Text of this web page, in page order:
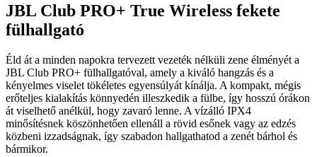
JBL Club PRO+ True Wireless fekete
fülhallgató
Éld át a minden napokra tervezett vezeték nélküli zene élményét a
JBL Club PRO+ fülhallgatóval, amely a kiváló hangzás és a
kényelmes viselet tökéletes egyensúlyát kínálja. A kompakt, mégis
erőteljes kialakítás könnyedén illeszkedik a fülbe, így hosszú órákon
át viselhető anélkül, hogy zavaró lenne. A vízálló IPX4
minősítésnek köszönhetően ellenáll a rövid esőnek vagy az edzés
közbeni izzadságnak, így szabadon hallgathatod a zenét bárhol és
bármikor.